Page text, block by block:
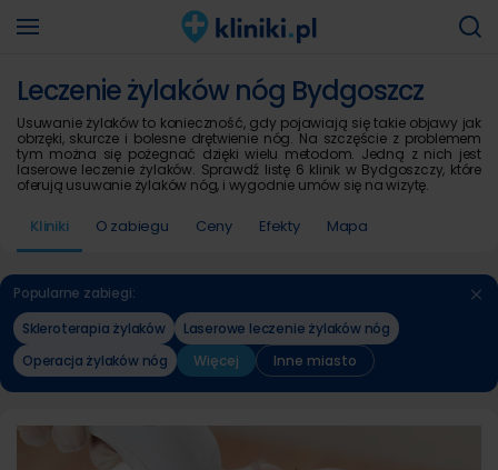
Leczenie żylaków nóg Bydgoszcz
Usuwanie żylaków to konieczność, gdy pojawiają się takie objawy jak
obrzęki, skurcze i bolesne drętwienie nóg. Na szczęście z problemem
tym można się pożegnać dzięki wielu metodom. Jedną z nich jest
laserowe leczenie żylaków. Sprawdź listę 6 klinik w Bydgoszczy, które
oferują usuwanie żylaków nóg, i wygodnie umów się na wizytę.
Kliniki O zabiegu Ceny Efekty Mapa
Popularne zabiegi:
Skleroterapia żylaków
Laserowe leczenie żylaków nóg
Operacja żylaków nóg
Więcej Inne miasto